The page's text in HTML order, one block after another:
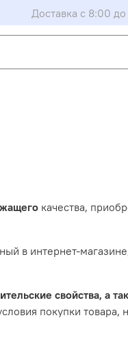
Доставка с 8:00
качества,
в интернет-
свойства, а
покупки